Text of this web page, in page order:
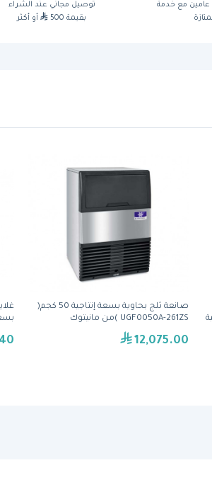
مع خدمة
توصيل مجاني عند الشراء
بقيمة 500
أو أكثر
بسعة 20 لتر
صانعة ثلج بحاوية بسعة إنتاجية 50 كجم(
UGF0050A-261ZS )من مانيتوك
12,075.00